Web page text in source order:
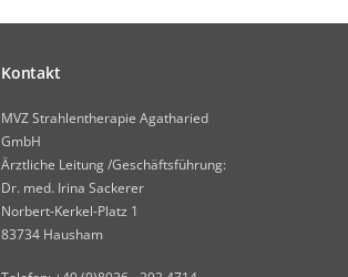
Kontakt
MVZ Strahlentherapie Agatharied
GmbH
Ärztliche Leitung /Geschäftsführung:
Dr. med. Irina Sackerer
Norbert-Kerkel-Platz 1
83734 Hausham